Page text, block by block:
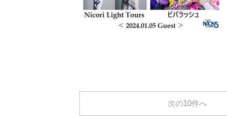
次の10件へ